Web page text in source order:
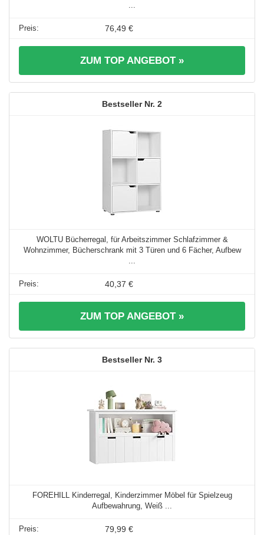
...
76,49 €
ZUM TOP ANGEBOT »
2
WOLTU Bücherregal, für Arbeitszimmer Schlafzimmer &
Wohnzimmer, Bücherschrank mit 3 Türen und 6 Fächer, Aufbew
...
40,37 €
ZUM TOP ANGEBOT »
3
FOREHILL Kinderregal, Kinderzimmer Möbel für Spielzeug
Aufbewahrung, Weiß ...
79,99 €